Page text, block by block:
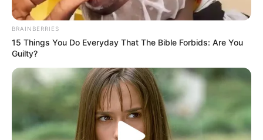
TEMAS DESTACADOS
EMERGENCIAS POR LLUVIAS
BRAINBERRIES
15 Things You Do Everyday That The Bible Forbids: Are You
Guilty?